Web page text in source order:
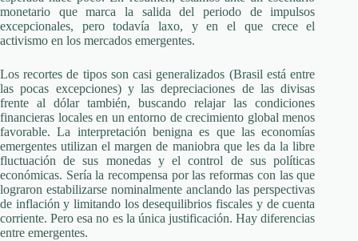
monetario que marca la salida del periodo de impulsos
excepcionales, pero todavía laxo, y en el que crece el
activismo en los mercados emergentes.
Los recortes de tipos son casi generalizados (Brasil está entre
las pocas excepciones) y las depreciaciones de las divisas
frente al dólar también, buscando relajar las condiciones
financieras locales en un entorno de crecimiento global menos
favorable. La interpretación benigna es que las economías
emergentes utilizan el margen de maniobra que les da la libre
fluctuación de sus monedas y el control de sus políticas
económicas. Sería la recompensa por las reformas con las que
lograron estabilizarse nominalmente anclando las perspectivas
de inflación y limitando los desequilibrios fiscales y de cuenta
corriente. Pero esa no es la única justificación. Hay diferencias
entre emergentes.